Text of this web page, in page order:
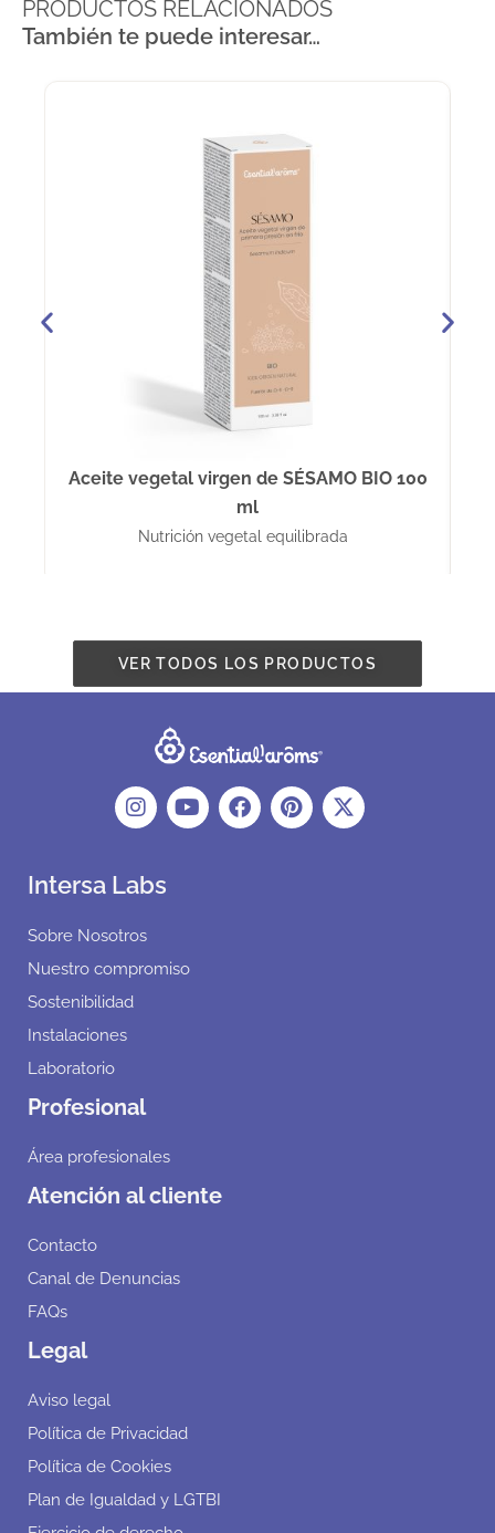
PRODUCTOS RELACIONADOS
También te puede interesar…
Aceite vegetal virgen de SÉSAMO BIO 100
ml
Nutrición vegetal equilibrada
VER TODOS LOS PRODUCTOS
Intersa Labs
Sobre Nosotros
Nuestro compromiso
Sostenibilidad
Instalaciones
Laboratorio
Profesional
Área profesionales
Atención al cliente
Contacto
Canal de Denuncias
FAQs
Legal
Aviso legal
Política de Privacidad
Política de Cookies
Plan de Igualdad y LGTBI